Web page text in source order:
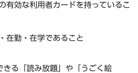
有効な利用者カードを持っているこ
在勤・在学であること
きる「読み放題」や「うごく絵